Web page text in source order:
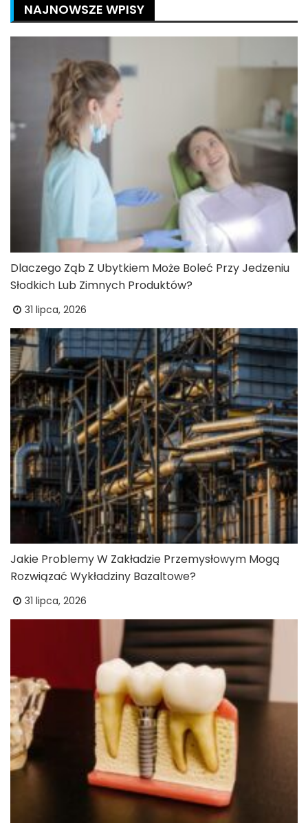
NAJNOWSZE WPISY
Dlaczego Ząb Z Ubytkiem Może Boleć Przy Jedzeniu
Słodkich Lub Zimnych Produktów?
31 lipca, 2026
Jakie Problemy W Zakładzie Przemysłowym Mogą
Rozwiązać Wykładziny Bazaltowe?
31 lipca, 2026